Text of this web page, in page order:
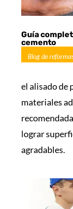
Guía
cemento
Blog de
el alisado de
materiales
lograr
agradables.